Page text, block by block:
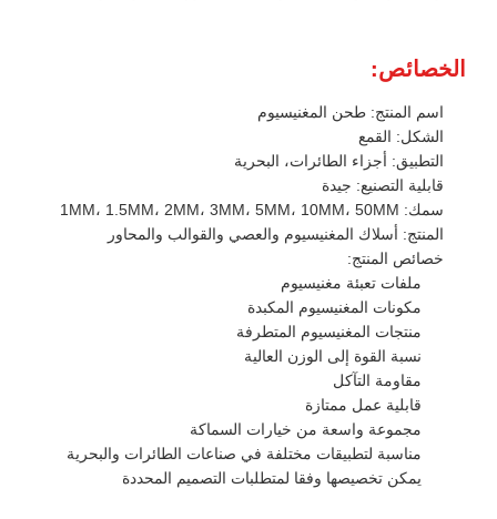
الخصائص:
اسم المنتج: طحن المغنيسيوم
الشكل: القمع
التطبيق: أجزاء الطائرات، البحرية
قابلية التصنيع: جيدة
سمك: 1MM، 1.5MM، 2MM، 3MM، 5MM، 10MM، 50MM
المنتج: أسلاك المغنيسيوم والعصي والقوالب والمحاور
خصائص المنتج:
ملفات تعبئة مغنيسيوم
مكونات المغنيسيوم المكبدة
منتجات المغنيسيوم المتطرفة
نسبة القوة إلى الوزن العالية
مقاومة التآكل
قابلية عمل ممتازة
مجموعة واسعة من خيارات السماكة
مناسبة لتطبيقات مختلفة في صناعات الطائرات والبحرية
يمكن تخصيصها وفقا لمتطلبات التصميم المحددة